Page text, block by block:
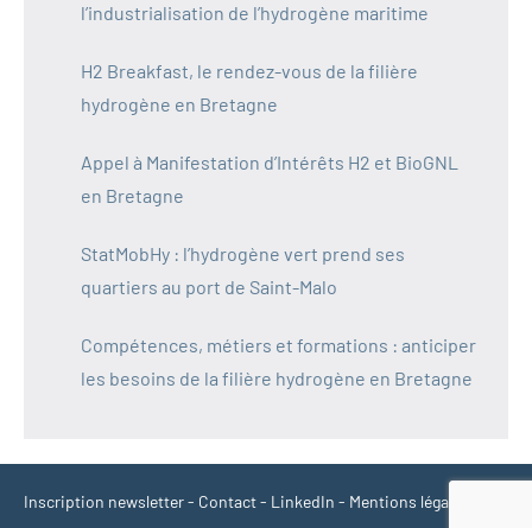
l’industrialisation de l’hydrogène maritime
H2 Breakfast, le rendez-vous de la filière
hydrogène en Bretagne
Appel à Manifestation d’Intérêts H2 et BioGNL
en Bretagne
StatMobHy : l’hydrogène vert prend ses
quartiers au port de Saint-Malo
Compétences, métiers et formations : anticiper
les besoins de la filière hydrogène en Bretagne
Inscription newsletter- Contact- LinkedIn - Mentions légales